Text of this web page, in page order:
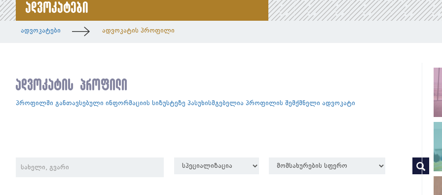
ადვოკატები
ადვოკატები ადვოკატის პროფილი
ადვოკატის პროფილი
პროფილში განთავსებული ინფორმაციის სიზუსტეზე პასუხისმგებელია პროფილის შემქმნელი ადვოკატი